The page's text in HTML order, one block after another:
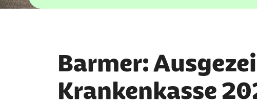
Barmer:
Krankenkasse